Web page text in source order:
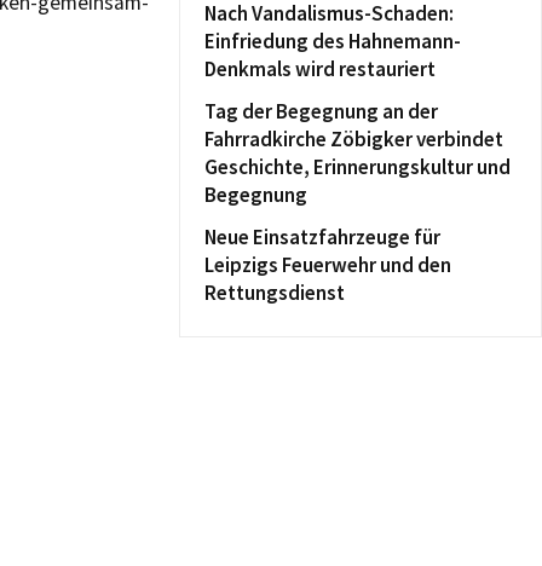
Nach Vandalismus-Schaden:
Einfriedung des Hahnemann-
Denkmals wird restauriert
Tag der Begegnung an der
Fahrradkirche Zöbigker verbindet
Geschichte, Erinnerungskultur und
Begegnung
Neue Einsatzfahrzeuge für
Leipzigs Feuerwehr und den
Rettungsdienst